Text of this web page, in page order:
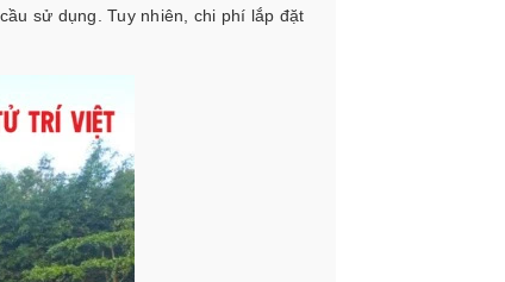
sử dụng. Tuy nhiên, chi phí lắp đặt